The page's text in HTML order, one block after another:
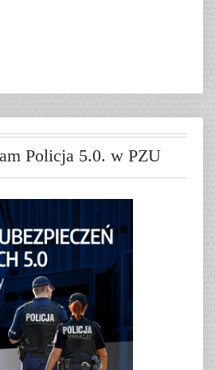
Policja 5.0. w PZU